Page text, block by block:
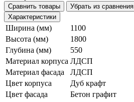
Сравнить товары
Убрать из сравнения
Характеристики
Ширина (мм)
1100
Высота (мм)
1800
Глубина (мм)
550
Материал корпуса ЛДСП
Материал фасада
ЛДСП
Цвет корпуса
Дуб крафт
Цвет фасада
Бетон графит